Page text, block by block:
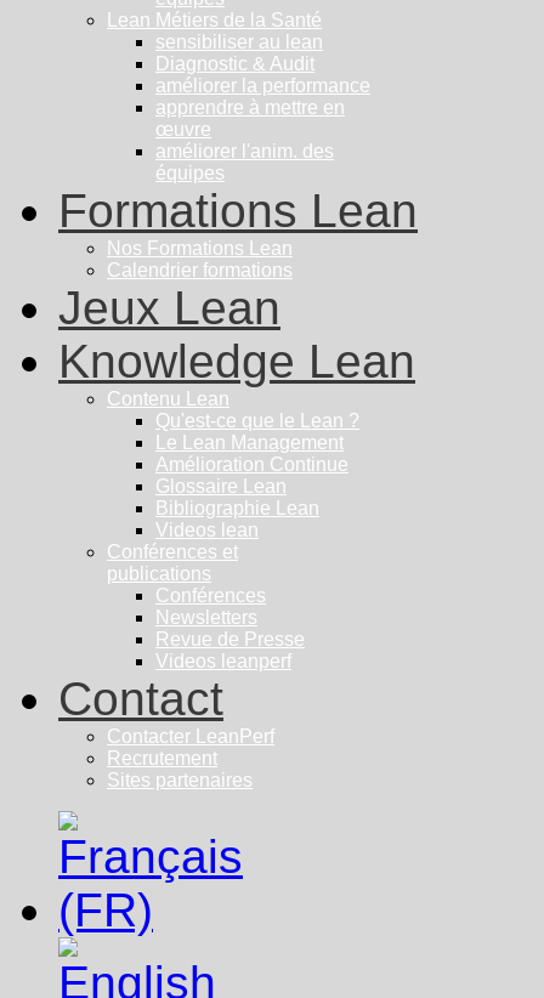
Lean Métiers de la Santé
sensibiliser au lean
Diagnostic & Audit
améliorer la performance
apprendre à mettre en
œuvre
améliorer l'anim. des
équipes
Formations Lean
Nos Formations Lean
Calendrier formations
Jeux Lean
Knowledge Lean
Contenu Lean
Qu'est-ce que le Lean ?
Le Lean Management
Amélioration Continue
Glossaire Lean
Bibliographie Lean
Videos lean
Conférences et
publications
Conférences
Newsletters
Revue de Presse
Videos leanperf
Contact
Contacter LeanPerf
Recrutement
Sites partenaires